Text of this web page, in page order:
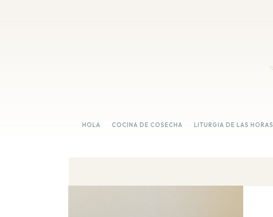
HOLA COCINA DE COSECHA LITURGIA DE LAS HORAS